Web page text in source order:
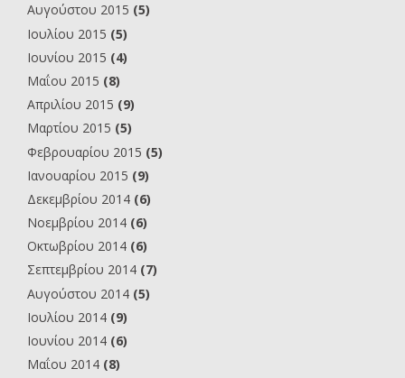
Αυγούστου 2015 (5)
Ιουλίου 2015 (5)
Ιουνίου 2015 (4)
Μαΐου 2015 (8)
Απριλίου 2015 (9)
Μαρτίου 2015 (5)
Φεβρουαρίου 2015 (5)
Ιανουαρίου 2015 (9)
Δεκεμβρίου 2014 (6)
Νοεμβρίου 2014 (6)
Οκτωβρίου 2014 (6)
Σεπτεμβρίου 2014 (7)
Αυγούστου 2014 (5)
Ιουλίου 2014 (9)
Ιουνίου 2014 (6)
Μαΐου 2014 (8)